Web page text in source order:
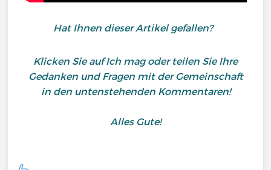
Hat Ihnen dieser Artikel gefallen?
Klicken Sie auf Ich mag oder teilen Sie Ihre
Gedanken und Fragen mit der Gemeinschaft
in den untenstehenden Kommentaren!
Alles Gute!